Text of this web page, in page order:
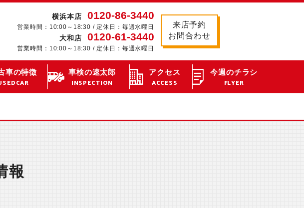
横浜本店 0120-86-3440
営業時間：10:00～18:30 / 定休日：毎週水曜日
大和店 0120-61-3440
営業時間：10:00～18:30 / 定休日：毎週水曜日
来店予約
お問合わせ
車の特徴 車検の速太郎
INSPECTION
アクセス
ACCESS
今週のチラシ
FLYER
報